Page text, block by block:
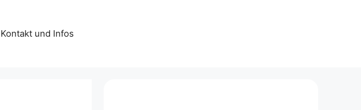
Kontakt und Infos